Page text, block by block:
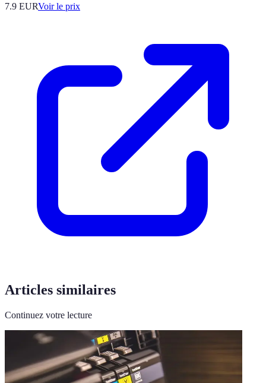
7.9 EURVoir le prix
Articles similaires
Continuez votre lecture